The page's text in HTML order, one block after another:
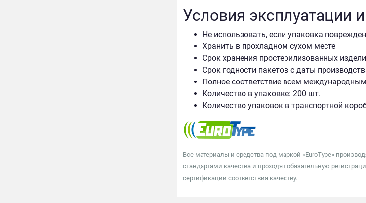
Условия эксплуатации
Не использовать, если упаковка
Хранить в прохладном сухом месте
Срок хранения простерилизованных
Срок годности пакетов с даты
Полное соответствие всем
Количество в упаковке: 200 шт.
Количество упаковок в транспортной
Все материалы и средства под маркой «EuroType»
стандартами качества и проходят обязательную
сертификации соответствия качеству.